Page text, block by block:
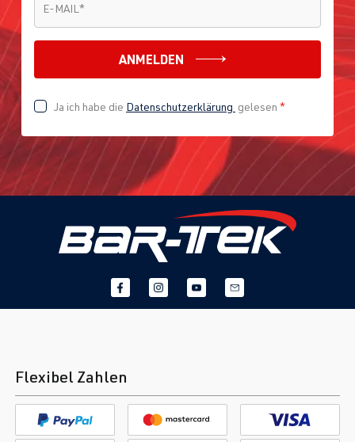
E-MAIL *
ANMELDEN
Ja ich habe die Datenschutzerklärung gelesen *
Flexibel Zahlen